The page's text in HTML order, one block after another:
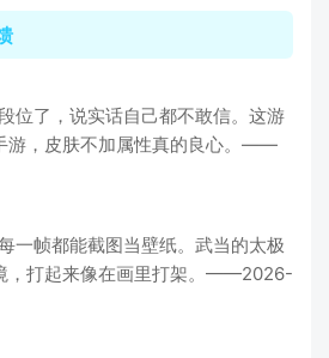
位了，说实话自己都不敢信。这游
游，皮肤不加属性真的良心。——
一帧都能截图当壁纸。武当的太极
，打起来像在画里打架。——2026-